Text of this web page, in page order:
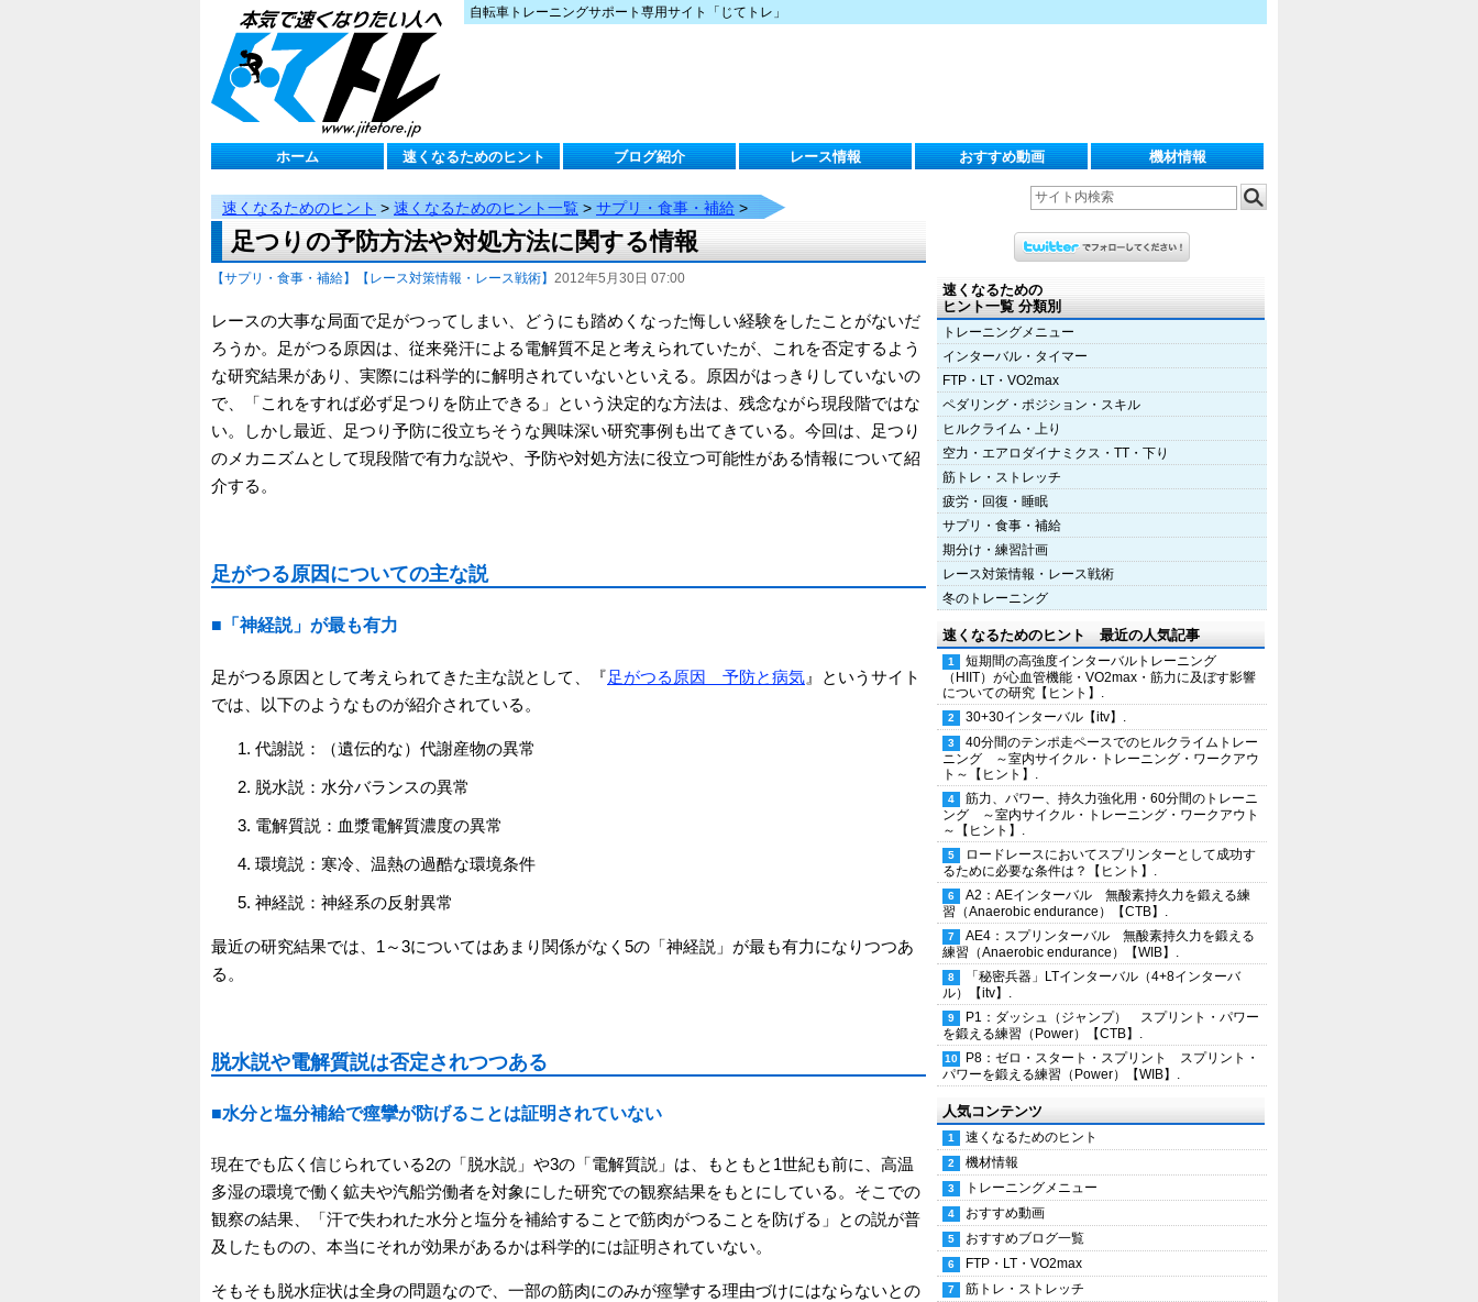
自転車トレーニングサポート専用サイト「じてトレ」
ホーム 速くなるためのヒント ブログ紹介 レース情報 おすすめ動画 機材情報
速くなるためのヒント > 速くなるためのヒント一覧 > サプリ・食事・補給 >
足つりの予防方法や対処方法に関する情報
【サプリ・食事・補給】 【レース対策情報・レース戦術】 2012年5月30日 07:00
レースの大事な局面で足がつってしまい、どうにも踏めくなった悔しい経験をしたことがないだ
ろうか。足がつる原因は、従来発汗による電解質不足と考えられていたが、これを否定するよう
な研究結果があり、実際には科学的に解明されていないといえる。原因がはっきりしていないの
で、「これをすれば必ず足つりを防止できる」という決定的な方法は、残念ながら現段階ではな
い。しかし最近、足つり予防に役立ちそうな興味深い研究事例も出てきている。今回は、足つり
のメカニズムとして現段階で有力な説や、予防や対処方法に役立つ可能性がある情報について紹
介する。
足がつる原因についての主な説
■「神経説」が最も有力
足がつる原因として考えられてきた主な説として、『足がつる原因 予防と病気 』というサイト
では、以下のようなものが紹介されている。
代謝説：（遺伝的な）代謝産物の異常
脱水説：水分バランスの異常
電解質説：血漿電解質濃度の異常
環境説：寒冷、温熱の過酷な環境条件
神経説：神経系の反射異常
最近の研究結果では、1～3についてはあまり関係がなく5の「神経説」が最も有力になりつつあ
る。
脱水説や電解質説は否定されつつある
■水分と塩分補給で痙攣が防げることは証明されていない
現在でも広く信じられている2の「脱水説」や3の「電解質説」は、もともと1世紀も前に、高温
多湿の環境で働く鉱夫や汽船労働者を対象にした研究での観察結果をもとにしている。そこでの
観察の結果、「汗で失われた水分と塩分を補給することで筋肉がつることを防げる」との説が普
及したものの、本当にそれが効果があるかは科学的には証明されていない。
そもそも脱水症状は全身の問題なので、一部の筋肉にのみが痙攣する理由づけにはならないとの
速くなるための
ヒント一覧 分類別
トレーニングメニュー
インターバル・タイマー
FTP・LT・VO2max
ペダリング・ポジション・スキル
ヒルクライム・上り
空力・エアロダイナミクス・TT・下り
筋トレ・ストレッチ
疲労・回復・睡眠
サプリ・食事・補給
期分け・練習計画
レース対策情報・レース戦術
冬のトレーニング
速くなるためのヒント 最近の人気記事
短期間の高強度インターバルトレーニング
（HIIT）が心血管機能・VO2max・筋力に及ぼす影響
についての研究【ヒント】.
30+30インターバル【itv】.
40分間のテンポ走ペースでのヒルクライムトレー
ニング ～室内サイクル・トレーニング・ワークアウ
ト～【ヒント】.
筋力、パワー、持久力強化用・60分間のトレーニ
ング ～室内サイクル・トレーニング・ワークアウト
～【ヒント】.
ロードレースにおいてスプリンターとして成功す
るために必要な条件は？【ヒント】.
A2：AEインターバル 無酸素持久力を鍛える練
習（Anaerobic endurance）【CTB】.
AE4：スプリンターバル 無酸素持久力を鍛える
練習（Anaerobic endurance）【WIB】.
「秘密兵器」LTインターバル（4+8インターバ
ル）【itv】.
P1：ダッシュ（ジャンプ） スプリント・パワー
を鍛える練習（Power）【CTB】.
P8：ゼロ・スタート・スプリント スプリント・
パワーを鍛える練習（Power）【WIB】.
人気コンテンツ
速くなるためのヒント
機材情報
トレーニングメニュー
おすすめ動画
おすすめブログ一覧
FTP・LT・VO2max
筋トレ・ストレッチ